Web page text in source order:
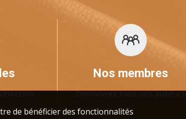
de bénéficier des fonctionnalités
Nos membres
Découvrez tous nos auteurs